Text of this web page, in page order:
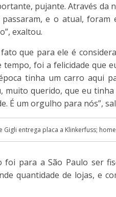
pujante. Através da
e o atual, foram
exaltou.
que para ele é
foi a felicidade que
tinha um carro aqui
muito querido, que eu
É um orgulho para nós”,
Gigli entrega placa a Klinkerfuss;
para a São Paulo ser
quantidade de lojas, e